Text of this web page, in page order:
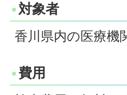
対象者
香川県内の医療機
費用